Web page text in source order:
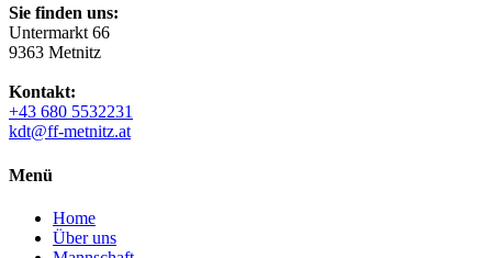
Sie finden uns:
Untermarkt 66
9363 Metnitz
Kontakt:
+43 680 5532231
kdt@ff-metnitz.at
Menü
Home
Über uns